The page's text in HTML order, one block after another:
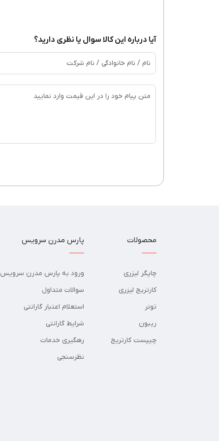
آیا درباره این کالا سوال یا نظری دارید؟
محصولات
چاپگر لیزری
کارتریج لیزری
تونر
ریبون
چیپست کارتریج
پارس مدرن سرویس
ورود به پارس مدرن سرویس
سوالات متداول
استعلام اعتبار گارانتی
شرایط گارانتی
رهگیری خدمات
نظرسنجی